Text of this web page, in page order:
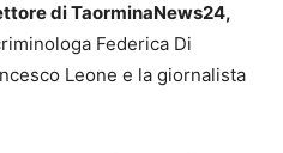
di TaorminaNews24,
Federica Di
Leone e la giornalista